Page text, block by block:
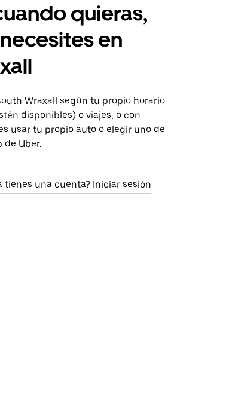
quieras,
en
Wraxall según tu propio horario
disponibles) o viajes, o con
usar tu propio auto o elegir uno de
de Uber.
tienes una cuenta? Iniciar sesión